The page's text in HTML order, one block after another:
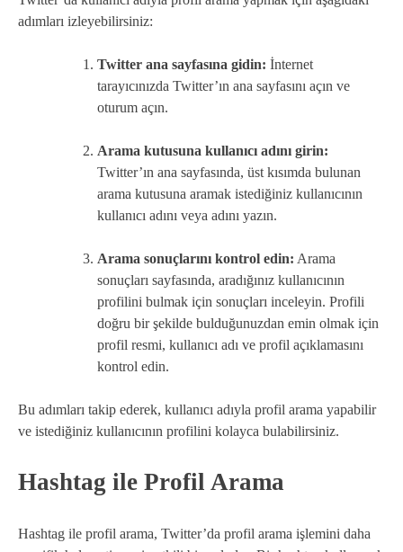
adımları izleyebilirsiniz:
Twitter ana sayfasına gidin: İnternet
tarayıcınızda Twitter’ın ana sayfasını açın ve
oturum açın.
Arama kutusuna kullanıcı adını girin:
Twitter’ın ana sayfasında, üst kısımda bulunan
arama kutusuna aramak istediğiniz kullanıcının
kullanıcı adını veya adını yazın.
Arama sonuçlarını kontrol edin: Arama
sonuçları sayfasında, aradığınız kullanıcının
profilini bulmak için sonuçları inceleyin. Profili
doğru bir şekilde bulduğunuzdan emin olmak için
profil resmi, kullanıcı adı ve profil açıklamasını
kontrol edin.
Bu adımları takip ederek, kullanıcı adıyla profil arama yapabilir
ve istediğiniz kullanıcının profilini kolayca bulabilirsiniz.
Hashtag ile Profil Arama
Hashtag ile profil arama, Twitter’da profil arama işlemini daha